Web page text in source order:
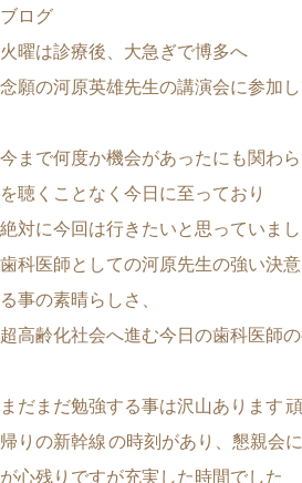
ブログ
火曜は診療後、大急ぎで博多へ
念願の河原英雄先生の講演会に参加
今まで何度か機会があったにも関わ
を聴くことなく今日に至っており
絶対に今回は行きたいと思っていま
歯科医師としての河原先生の強い決
る事の素晴らしさ、
超高齢化社会へ進む今日の歯科医師
まだまだ勉強する事は沢山あります
帰りの新幹線の時刻があり、懇親会
が心残りですが充実した時間でした